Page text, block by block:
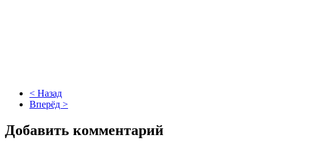
< Назад
Вперёд >
Добавить комментарий